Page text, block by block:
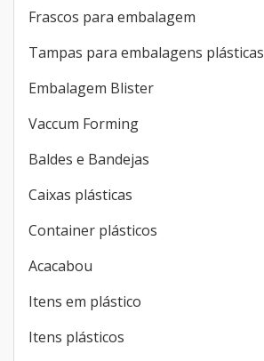
Frascos para embalagem
Tampas para embalagens plásticas
Embalagem Blister
Vaccum Forming
Baldes e Bandejas
Caixas plásticas
Container plásticos
Acacabou
Itens em plástico
Itens plásticos